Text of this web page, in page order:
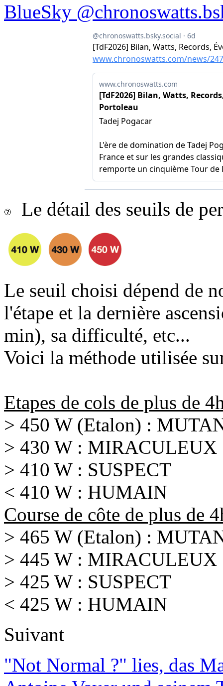
BlueSky
Le détail des seuils de
Le seuil choisi dépend de
l'étape et la dernière
min), sa difficulté, etc...
Voici la méthode utilisée
Etapes de cols de plus de
> 450 W (Etalon) :
> 430 W : MIRACULEUX
> 410 W : SUSPECT
< 410 W : HUMAIN
Course de côte de plus de
> 465 W (Etalon) :
> 445 W : MIRACULEUX
> 425 W : SUSPECT
< 425 W : HUMAIN
Suivant
"Not Normal ?" lies, das